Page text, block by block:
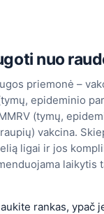
nuo
priemonė –
epideminio
(tymų,
vakcina.
ligai ir jos
laikytis
rankas, ypač